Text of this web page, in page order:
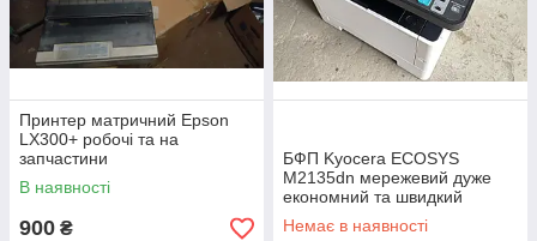
Принтер матричний Epson
LX300+ робочі та на
запчастини
В наявності
900 ₴
БФП Kyocera ECOSYS
M2135dn мережевий дуже
економний та швидкий
Немає в наявності